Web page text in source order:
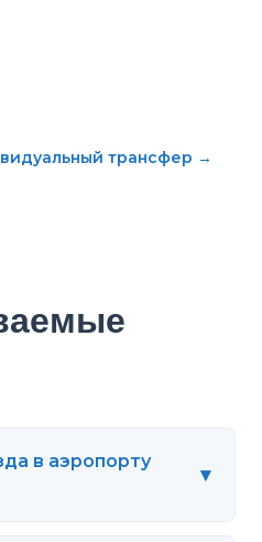
трансфер →
в аэропорту
▾